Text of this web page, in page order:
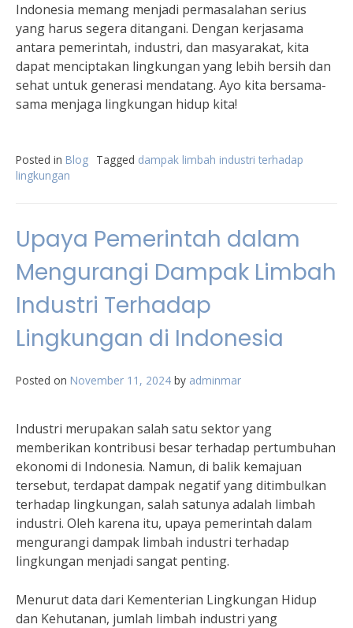
Indonesia memang menjadi permasalahan serius
yang harus segera ditangani. Dengan kerjasama
antara pemerintah, industri, dan masyarakat, kita
dapat menciptakan lingkungan yang lebih bersih dan
sehat untuk generasi mendatang. Ayo kita bersama-
sama menjaga lingkungan hidup kita!
Posted in Blog Tagged dampak limbah industri terhadap
lingkungan
Upaya Pemerintah dalam
Mengurangi Dampak Limbah
Industri Terhadap
Lingkungan di Indonesia
Posted on November 11, 2024 by adminmar
Industri merupakan salah satu sektor yang
memberikan kontribusi besar terhadap pertumbuhan
ekonomi di Indonesia. Namun, di balik kemajuan
tersebut, terdapat dampak negatif yang ditimbulkan
terhadap lingkungan, salah satunya adalah limbah
industri. Oleh karena itu, upaya pemerintah dalam
mengurangi dampak limbah industri terhadap
lingkungan menjadi sangat penting.
Menurut data dari Kementerian Lingkungan Hidup
dan Kehutanan, jumlah limbah industri yang